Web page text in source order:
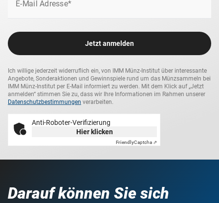
E-Mail Adresse*
Jetzt anmelden
Ich willige jederzeit widerruflich ein, von IMM Münz-Institut über interessante
Angebote, Sonderaktionen und Gewinnspiele rund um das Münzsammeln bei
IMM Münz-Institut per E-Mail informiert zu werden. Mit dem Klick auf „Jetzt
anmelden“ stimmen Sie zu, dass wir Ihre Informationen im Rahmen unserer
Datenschutzbestimmungen verarbeiten.
Anti-Roboter-Verifizierung
Hier klicken
FriendlyCaptcha ⇗
Darauf können Sie sich